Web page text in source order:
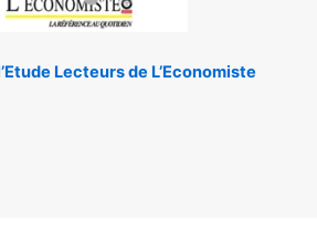
Lecteurs de L’Economiste